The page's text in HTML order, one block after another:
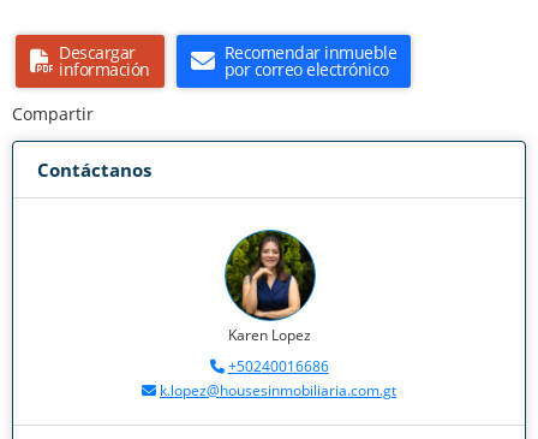
Descargar
información
Recomendar inmueble
por correo electrónico
Compartir
Contáctanos
Karen Lopez
+50240016686
k.lopez@housesinmobiliaria.com.gt